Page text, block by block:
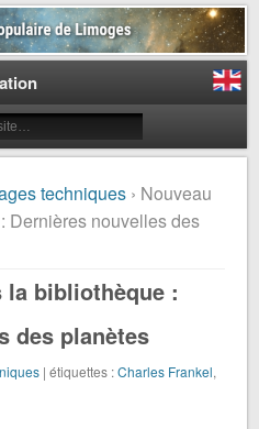
Populaire
techniques › Nouveau
Dernières nouvelles des
la bibliothèque :
des planètes
| étiquettes :Charles Frankel,